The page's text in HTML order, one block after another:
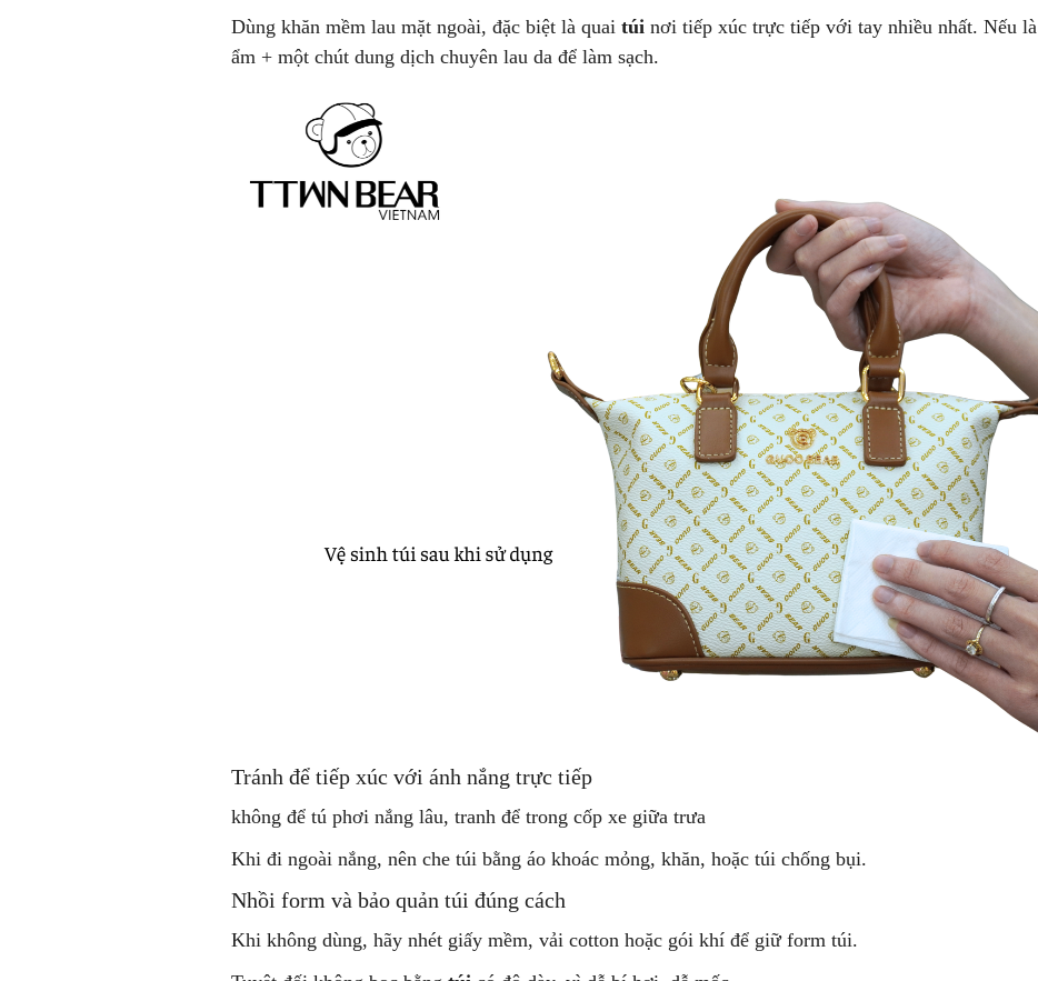
Dùng khăn mềm lau mặt ngoài, đặc biệt là quai túi nơi tiếp xúc trực tiếp với tay nhiều nhất. Nếu là
ẩm + một chút dung dịch chuyên lau da để làm sạch.
Tránh để tiếp xúc với ánh nắng trực tiếp
không để tú phơi nắng lâu, tranh để trong cốp xe giữa trưa
Khi đi ngoài nắng, nên che túi bằng áo khoác mỏng, khăn, hoặc túi chống bụi.
Nhồi form và bảo quản túi đúng cách
Khi không dùng, hãy nhét giấy mềm, vải cotton hoặc gói khí để giữ form túi.